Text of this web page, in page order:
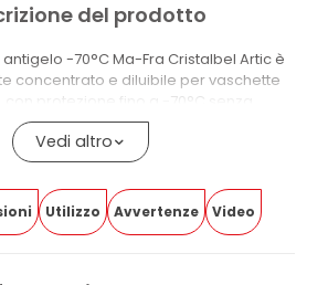
del prodotto
-70°C Ma-Fra Cristalbel Artic è
concentrato e diluibile per vaschette
protezione fino a -70°C senza
smog e residui organici dai vetri
mantenendo i vetri puliti anche nelle
invernali più rigide.
rapidamente il ghiaccio su parabrezza
durante la notte, evitando l’uso del
Vedi altro
Utilizzo Avvertenze Video